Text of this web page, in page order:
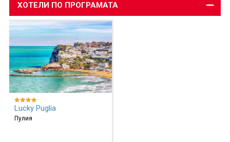
ХОТЕЛИ ПО ПРОГРАМАТА
Lucky Puglia
Пулия